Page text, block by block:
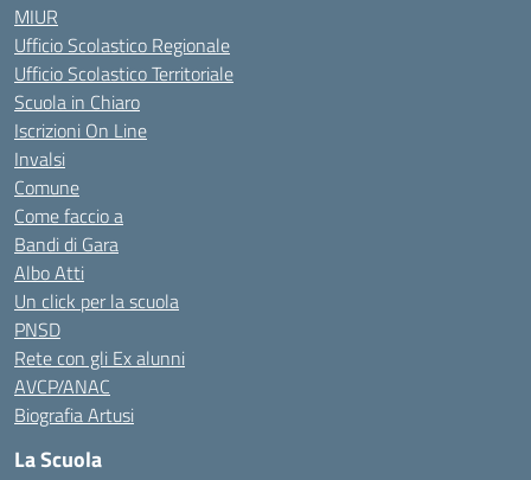
MIUR
Ufficio Scolastico Regionale
Ufficio Scolastico Territoriale
Scuola in Chiaro
Iscrizioni On Line
Invalsi
Comune
Come faccio a
Bandi di Gara
Albo Atti
Un click per la scuola
PNSD
Rete con gli Ex alunni
AVCP/ANAC
Biografia Artusi
La Scuola